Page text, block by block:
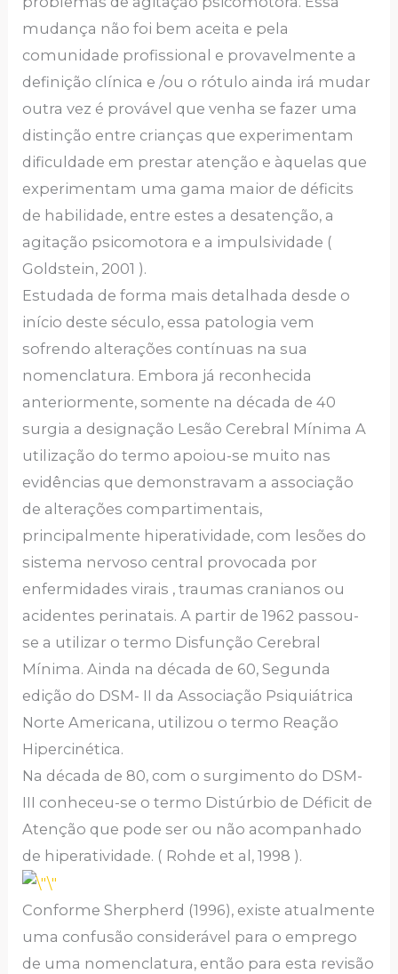
mudança não foi bem aceita e pela
comunidade profissional e provavelmente a
definição clínica e /ou o rótulo ainda irá mudar
outra vez é provável que venha se fazer uma
distinção entre crianças que experimentam
dificuldade em prestar atenção e àquelas que
experimentam uma gama maior de déficits
de habilidade, entre estes a desatenção, a
agitação psicomotora e a impulsividade (
Goldstein, 2001 ).
Estudada de forma mais detalhada desde o
início deste século, essa patologia vem
sofrendo alterações contínuas na sua
nomenclatura. Embora já reconhecida
anteriormente, somente na década de 40
surgia a designação Lesão Cerebral Mínima A
utilização do termo apoiou-se muito nas
evidências que demonstravam a associação
de alterações compartimentais,
principalmente hiperatividade, com lesões do
sistema nervoso central provocada por
enfermidades virais , traumas cranianos ou
acidentes perinatais. A partir de 1962 passou-
se a utilizar o termo Disfunção Cerebral
Mínima. Ainda na década de 60, Segunda
edição do DSM- II da Associação Psiquiátrica
Norte Americana, utilizou o termo Reação
Hipercinética.
Na década de 80, com o surgimento do DSM-
III conheceu-se o termo Distúrbio de Déficit de
Atenção que pode ser ou não acompanhado
de hiperatividade. ( Rohde et al, 1998 ).
Conforme Sherpherd (1996), existe atualmente
uma confusão considerável para o emprego
de uma nomenclatura, então para esta revisão